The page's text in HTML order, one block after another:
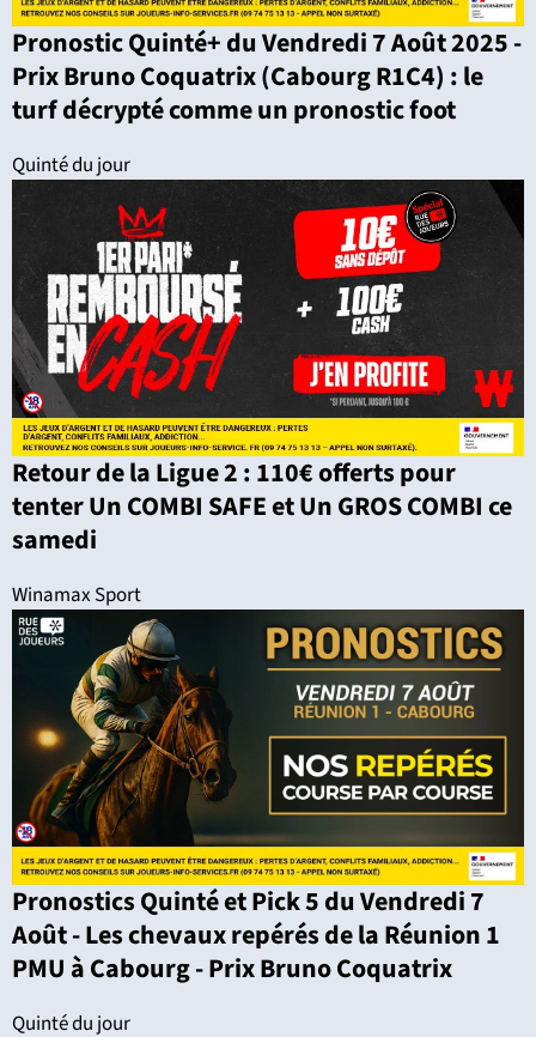
Pronostic Quinté+ du Vendredi 7 Août 2025 -
Prix Bruno Coquatrix (Cabourg R1C4) : le
turf décrypté comme un pronostic foot
Quinté du jour
Retour de la Ligue 2 : 110€ offerts pour
tenter Un COMBI SAFE et Un GROS COMBI ce
samedi
Winamax Sport
Pronostics Quinté et Pick 5 du Vendredi 7
Août - Les chevaux repérés de la Réunion 1
PMU à Cabourg - Prix Bruno Coquatrix
Quinté du jour